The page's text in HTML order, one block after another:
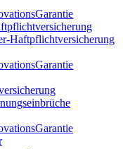
Haftpflichtversicherung